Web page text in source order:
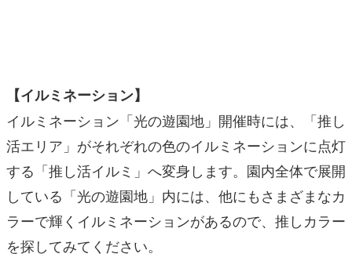
【イルミネーション】
イルミネーション「光の遊園地」開催時には、「推し
活エリア」がそれぞれの色のイルミネーションに点灯
する「推し活イルミ」へ変身します。園内全体で展開
している「光の遊園地」内には、他にもさまざまなカ
ラーで輝くイルミネーションがあるので、推しカラー
を探してみてください。